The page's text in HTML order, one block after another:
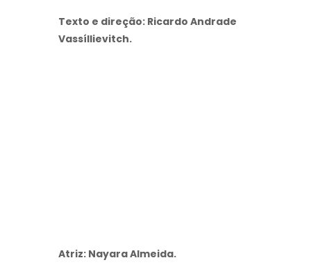
Texto e direção: Ricardo Andrade
Vassíllievitch.
Atriz: Nayara Almeida.